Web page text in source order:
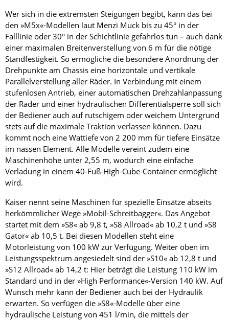
Wer sich in die extremsten Steigungen begibt, kann das bei
den »M5x«-Modellen laut Menzi Muck bis zu 45° in der
Falllinie oder 30° in der Schichtlinie gefahrlos tun – auch dank
einer maximalen Breitenverstellung von 6 m für die nötige
Standfestigkeit. So ermögliche die besondere Anordnung der
Drehpunkte am Chassis eine horizontale und vertikale
Parallelverstellung aller Räder. In Verbindung mit einem
stufenlosen Antrieb, einer automatischen Drehzahlanpassung
der Räder und einer hydraulischen Differentialsperre soll sich
der Bediener auch auf rutschigem oder weichem Untergrund
stets auf die maximale Traktion verlassen können. Dazu
kommt noch eine Wattiefe von 2 200 mm für tiefere Einsätze
im nassen Element. Alle Modelle vereint zudem eine
Maschinenhöhe unter 2,55 m, wodurch eine einfache
Verladung in einem 40-Fuß-High-Cube-Container ermöglicht
wird.
Kaiser nennt seine Maschinen für spezielle Einsätze abseits
herkömmlicher Wege »Mobil-Schreitbagger«. Das Angebot
startet mit dem »S8« ab 9,8 t, »S8 Allroad« ab 10,2 t und »S8
Gator« ab 10,5 t. Bei diesen Modellen steht eine
Motorleistung von 100 kW zur Verfügung. Weiter oben im
Leistungsspektrum angesiedelt sind der »S10« ab 12,8 t und
»S12 Allroad« ab 14,2 t: Hier beträgt die Leistung 110 kW im
Standard und in der »High Performance«-Version 140 kW. Auf
Wunsch mehr kann der Bediener auch bei der Hydraulik
erwarten. So verfügen die »S8«-Modelle über eine
hydraulische Leistung von 451 l/min, die mittels der